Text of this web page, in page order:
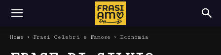
Home Frasi Celebri e Famose Economia